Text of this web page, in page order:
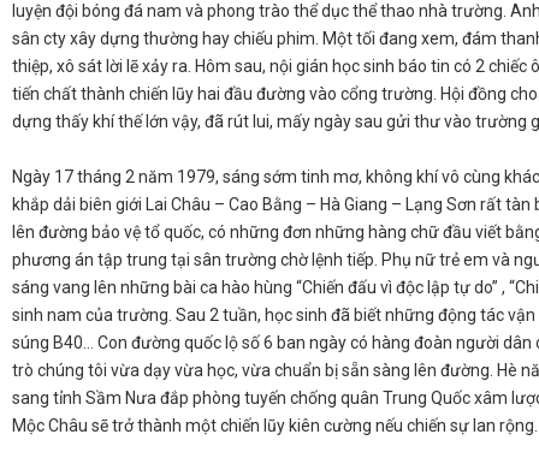
luyện đội bóng đá nam và phong trào thể dục thể thao nhà trường.
sân cty xây dựng thường hay chiếu phim. Một tối đang xem, đám
thiệp, xô sát lời lẽ xảy ra. Hôm sau, nội gián học sinh báo tin có 2
tiến chất thành chiến lũy hai đầu đường vào cổng trường. Hội đồng
dựng thấy khí thế lớn vậy, đã rút lui, mấy ngày sau gửi thư vào
​Ngày 17 tháng 2 năm 1979, sáng sớm tinh mơ, không khí vô cùng
khắp dải biên giới Lai Châu – Cao Bằng – Hà Giang – Lạng Sơn rất
lên đường bảo vệ tổ quốc, có những đơn những hàng chữ đầu viết
phương án tập trung tại sân trường chờ lệnh tiếp. Phụ nữ trẻ em và
sáng vang lên những bài ca hào hùng “Chiến đấu vì độc lập tự do” ,
sinh nam của trường. Sau 2 tuần, học sinh đã biết những động tác
súng B40… Con đường quốc lộ số 6 ban ngày có hàng đoàn người
trò chúng tôi vừa dạy vừa học, vừa chuẩn bị sẵn sàng lên đường. Hè
sang tỉnh Sầm Nưa đắp phòng tuyến chống quân Trung Quốc xâm
Mộc Châu sẽ trở thành một chiến lũy kiên cường nếu chiến sự lan rộng.